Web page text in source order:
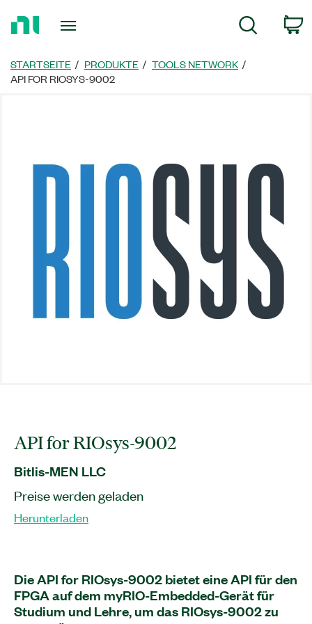
zur
Suche
STARTSEITE PRODUKTE
TOOLS NETWORK
API FOR RIOSYS-9002
API for RIOsys-9002
Bitlis-MEN LLC
Preise werden geladen
Herunterladen
Die API for RIOsys-9002 bietet eine API für den
FPGA auf dem myRIO-Embedded-Gerät für
Studium und Lehre, um das RIOsys-9002 zu